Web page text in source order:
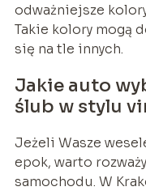
odważniejsze
Takie kolory mogą
się na tle innych.
Jakie auto
ślub w stylu
Jeżeli Wasze
epok, warto
samochodu. W